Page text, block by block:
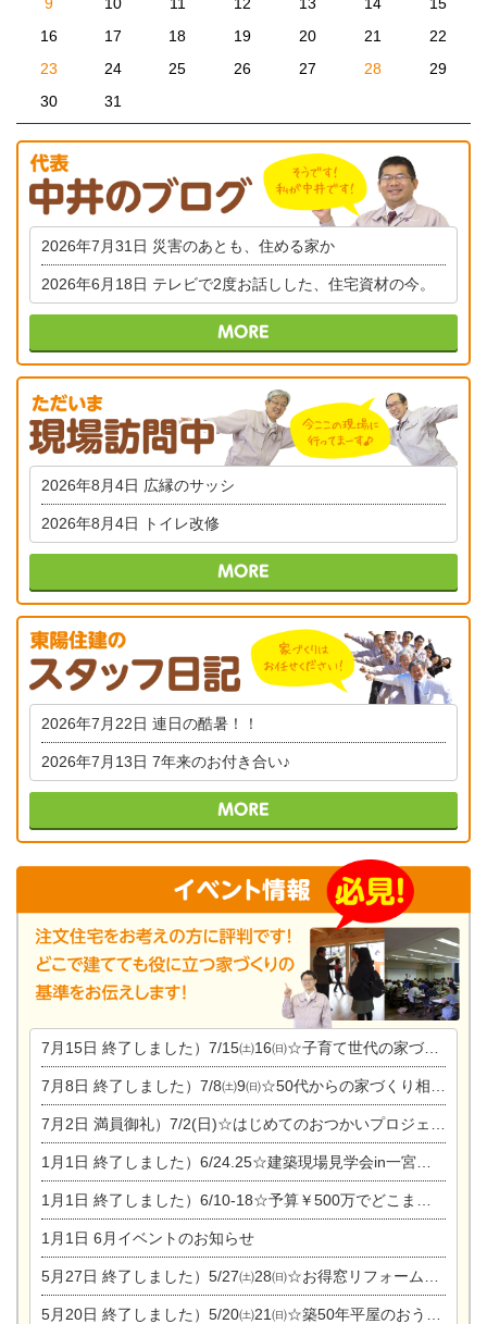
16
17 18 19 20 21
22
23
24 25 26 27 28
29
30
31
2026年7月31日 災害のあとも、住める家か
2026年6月18日 テレビで2度お話しした、住宅資材の今。
2026年8月4日 広縁のサッシ
2026年8月4日 トイレ改修
2026年7月22日 連日の酷暑！！
2026年7月13日 7年来のお付き合い♪
7月15日 終了しました）7/15㈯16㈰☆子育て世代の家づくり相談会
7月8日 終了しました）7/8㈯9㈰☆50代からの家づくり相談会
7月2日 満員御礼）7/2(日)☆はじめてのおつかいプロジェクト
1月1日 終了しました）6/24.25☆建築現場見学会in一宮市木曽川町
1月1日 終了しました）6/10-18☆予算￥500万でどこまでできるの？リフォーム相談会
1月1日 6月イベントのお知らせ
5月27日 終了しました）5/27㈯28㈰☆お得窓リフォーム個別相談会
5月20日 終了しました）5/20㈯21㈰☆築50年平屋のおうちリノベーション完成見学会